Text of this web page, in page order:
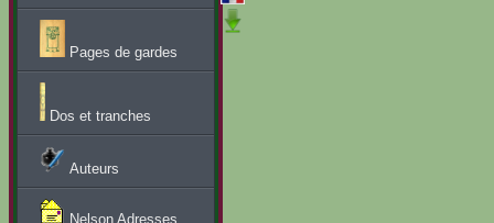
Pages de gardes
Dos et tranches
Auteurs
Nelson Adresses